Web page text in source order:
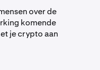
over de
komende
je crypto aan